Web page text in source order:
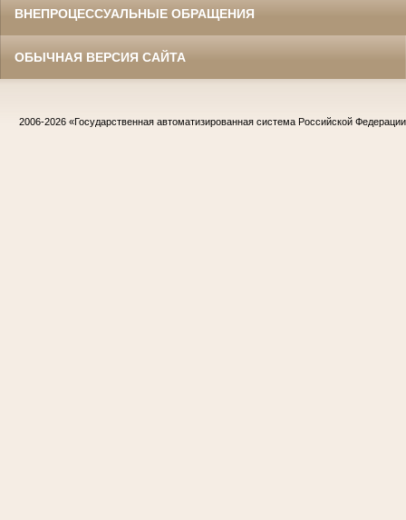
ВНЕПРОЦЕССУАЛЬНЫЕ ОБРАЩЕНИЯ
ОБЫЧНАЯ ВЕРСИЯ САЙТА
2006-2026 «Государственная автоматизированная система Российской